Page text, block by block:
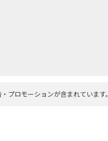
プロモーションが含まれています。